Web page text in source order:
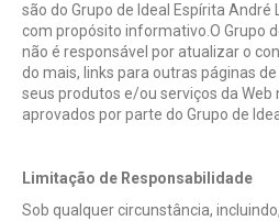
são do Grupo de Ideal Espírita André
com propósito informativo.O Grupo
não é responsável por atualizar o
do mais, links para outras páginas
seus produtos e/ou serviços da Web
aprovados por parte do Grupo de
Limitação de Responsabilidade
Sob qualquer circunstância,